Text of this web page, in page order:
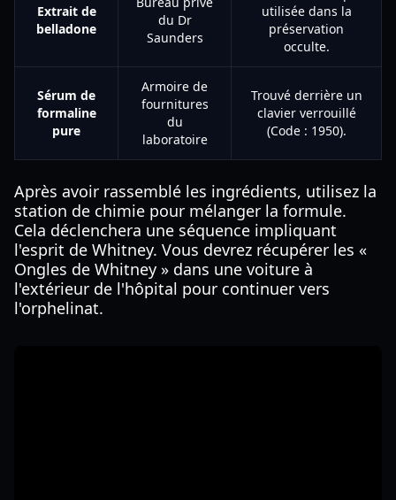
Extrait de
belladone
du Dr
Saunders
utilisée dans la
préservation
occulte.
Sérum de
formaline
pure
Armoire de
fournitures
du
laboratoire
Trouvé derrière un
clavier verrouillé
(Code : 1950).
Après avoir rassemblé les ingrédients, utilisez la
station de chimie pour mélanger la formule.
Cela déclenchera une séquence impliquant
l'esprit de Whitney. Vous devrez récupérer les «
Ongles de Whitney » dans une voiture à
l'extérieur de l'hôpital pour continuer vers
l'orphelinat.